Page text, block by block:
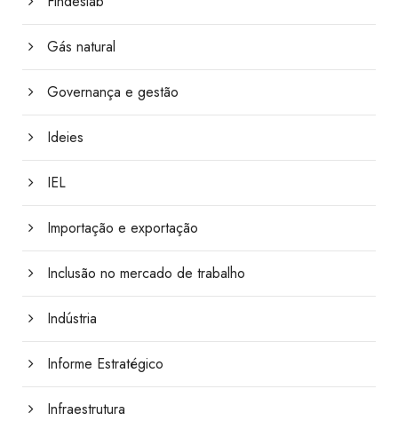
Gás natural
Governança e gestão
Ideies
IEL
Importação e exportação
Inclusão no mercado de trabalho
Indústria
Informe Estratégico
Infraestrutura